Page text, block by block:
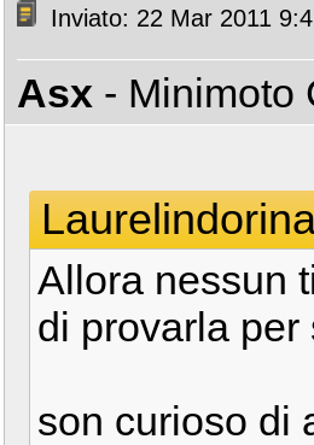
Inviato: 22 Mar 2011
Asx - Minimoto
Allora nessun
di provarla
son curioso di